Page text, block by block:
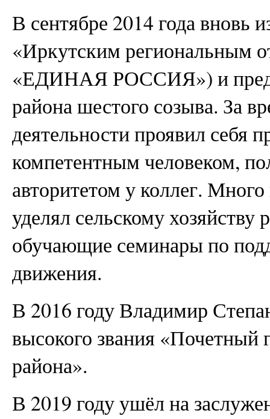
В сентябре 2014 года вновь
«Иркутским региональным
«ЕДИНАЯ РОССИЯ») и
района шестого созыва. За
деятельности проявил себя
компетентным человеком,
авторитетом у коллег.
уделял сельскому хозяйству
обучающие семинары по
движения.
В 2016 году Владимир
высокого звания «Почетный
района».
В 2019 году ушёл на